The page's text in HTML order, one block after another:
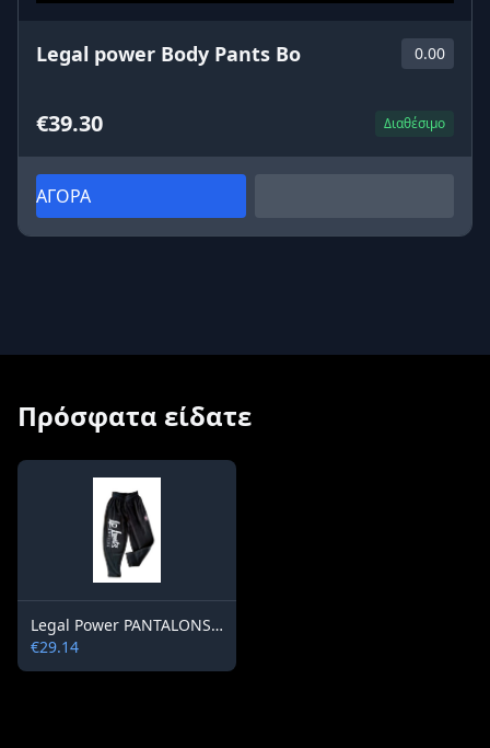
Legal power Body Pants Bo 0.00
€39.30 Διαθέσιμο
ΑΓΟΡΑ
Πρόσφατα είδατε
Legal Power PANTALONS 6202-864 Black
€29.14